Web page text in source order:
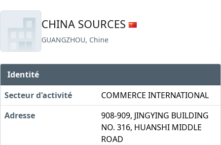
CHINA SOURCES
GUANGZHOU, Chine
Identité
Secteur d'activité
COMMERCE INTERNATIONAL
Adresse
908-909, JINGYING BUILDING
NO. 316, HUANSHI MIDDLE
ROAD